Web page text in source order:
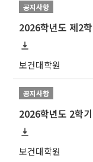
공지사항
보건대학원
공지사항
보건대학원